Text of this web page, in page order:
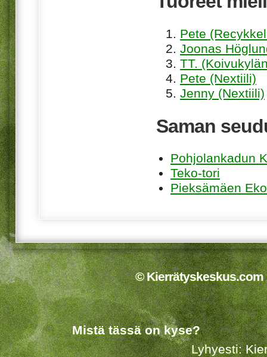
Pete
Joonas
TT.
Pete (Nextiili)
Jenny (Nextiili)
Saman
Pohjolankadun
Teko-tori
Pieksämäen
© Kierrätyskeskus.com
Mistä tässä on kyse?
Lyhyesti: